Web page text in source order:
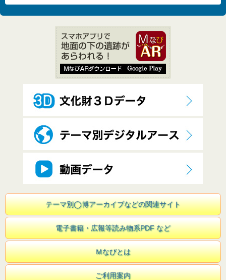
テーマ別◯博アーカイブなどの関連サイト
電子書籍・広報等読み物系PDF など
Ｍなびとは
ご利用案内